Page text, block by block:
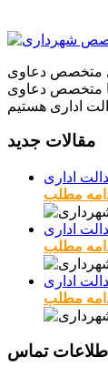
بیاوریم تجربیاتی که به عنوان وکیل تخصصی کمیسیون ماده ۱۰۰ شهرداری و وکیل متخصص دعاوی
متخصص دعاوی
اداری هستیم
مقالات جدید
مطلب
اداری
مطلب
اداری
مطلب
اطلاعات تماس